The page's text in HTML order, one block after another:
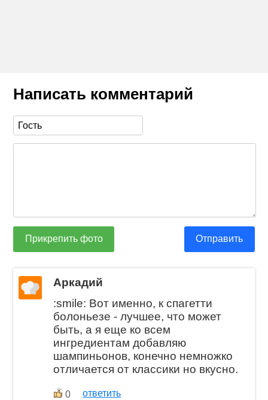
Написать комментарий
Прикрепить фото Отправить
Аркадий
:smile: Вот именно, к спагетти
болоньезе - лучшее, что может
быть, а я еще ко всем
ингредиентам добавляю
шампиньонов, конечно немножко
отличается от классики но вкусно.
0 ответить